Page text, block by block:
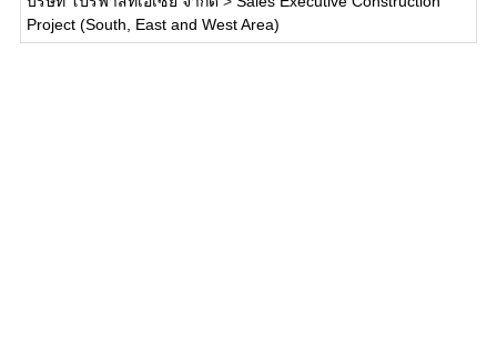
Project (South, East and West Area)